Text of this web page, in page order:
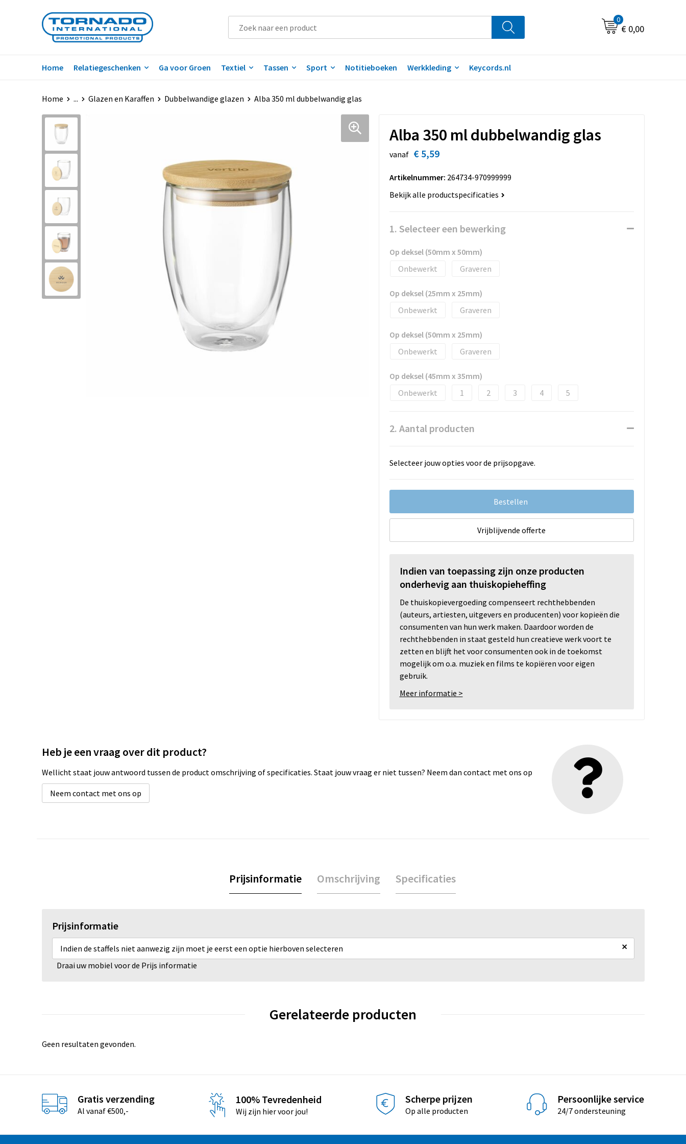
0
€ 0,00
Home Relatiegeschenken Ga voor Groen Textiel Tassen Sport Notitieboeken Werkkleding Keycords.nl
Home ... Glazen en Karaffen Dubbelwandige glazen Alba 350 ml dubbelwandig glas
Alba 350 ml dubbelwandig glas
vanaf € 5,59
Artikelnummer: 264734-970999999
Bekijk alle productspecificaties
1. Selecteer een bewerking
Op deksel (50mm x 50mm)
Onbewerkt
Graveren
Op deksel (25mm x 25mm)
Onbewerkt
Graveren
Op deksel (50mm x 25mm)
Onbewerkt
Graveren
Op deksel (45mm x 35mm)
Onbewerkt
1 2 3 4 5
2. Aantal producten
Selecteer jouw opties voor de prijsopgave.
Bestellen
Vrijblijvende offerte
Indien van toepassing zijn onze producten
onderhevig aan thuiskopieheffing
De thuiskopievergoeding compenseert rechthebbenden
(auteurs, artiesten, uitgevers en producenten) voor kopieën die
consumenten van hun werk maken. Daardoor worden de
rechthebbenden in staat gesteld hun creatieve werk voort te
zetten en blijft het voor consumenten ook in de toekomst
mogelijk om o.a. muziek en films te kopiëren voor eigen
gebruik.
Meer informatie >
Heb je een vraag over dit product?
Wellicht staat jouw antwoord tussen de product omschrijving of specificaties. Staat jouw vraag er niet tussen? Neem dan contact met ons op
Neem contact met ons op
Prijsinformatie Omschrijving Specificaties
Prijsinformatie
Indien de staffels niet aanwezig zijn moet je eerst een optie hierboven selecteren ×
Draai uw mobiel voor de Prijs informatie
Gerelateerde producten
Geen resultaten gevonden.
Gratis verzending
Al vanaf €500,-
100% Tevredenheid
Wij zijn hier voor jou!
Scherpe prijzen
Op alle producten
Persoonlijke service
24/7 ondersteuning